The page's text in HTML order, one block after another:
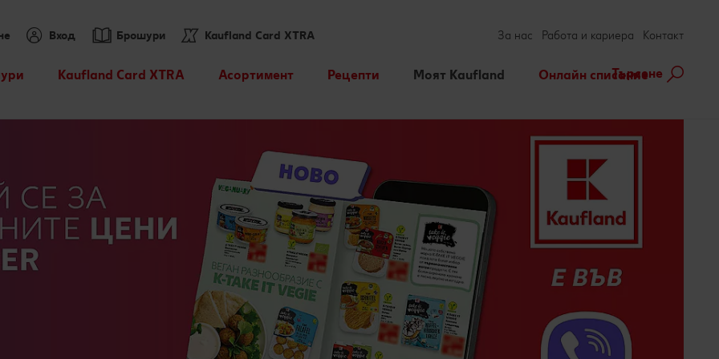
Kaufland Card XTRA
Kaufland Scan
Пазарувай в Kaufland и
можеш да спечелиш JBL
Асортимент
Свежест и качество
Още от асортимента
Лексикон на свежестта
Рецепти Моят Kaufland
Услуги
Ние сме семейство
Онлайн списание
Съвети от кухнята
Развлечения, отдих и
свободно време
Брошури
Вход Kaufland Card XTRA За нас Работа и кариера Контакт
Търсене